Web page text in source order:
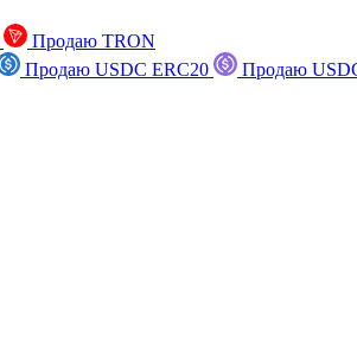
Продаю TRON
Продаю USDC ERC20
Продаю